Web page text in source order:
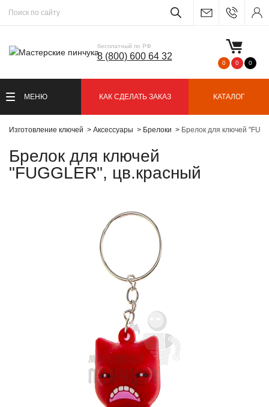
бесплатный по РФ
8 (800) 600 64 32
0 0 0
МЕНЮ КАК СДЕЛАТЬ ЗАКАЗ КАТАЛОГ
Изготовление ключей Аксессуары Брелоки Брелок для ключей
Брелок для ключей
"FUGGLER", цв.красный